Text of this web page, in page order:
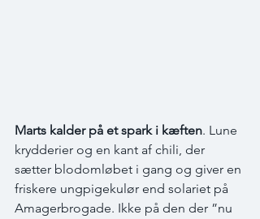
Marts kalder på et spark i kæften. Lune
krydderier og en kant af chili, der
sætter blodomløbet i gang og giver en
friskere ungpigekulør end solariet på
Amagerbrogade. Ikke på den der ”nu